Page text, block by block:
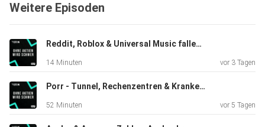
Uhr stellt
Learn more
about your ad choices. Visit megaphone.fm/adchoices
Weitere Episoden
Reddit, Roblox & Universal Music fallen. CATL goes KI. Löschmittelmonopol Perimeter.
14 Minuten vor 3 Tagen
Porr - Tunnel, Rechenzentren & Krankenhäuser. Wie funktioniert das Bau-Business? CEO & Großaktionär Karl-Heinz Strauss im OAWS-Deep-Dive.
52 Minuten vor 5 Tagen